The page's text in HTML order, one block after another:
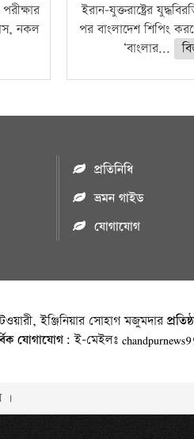
নকল
ইরান-যুক্তরাষ্ট্রের
পর বাংলাদেশ শিপিং
‘বাংলার...
প্রতিনিধি
ভ্রমন গাইড
যোগাযোগ
ইঞ্জিনিয়ার সোহাগ মজুমদার
যোগাযোগ: ই-মেইলঃ
।